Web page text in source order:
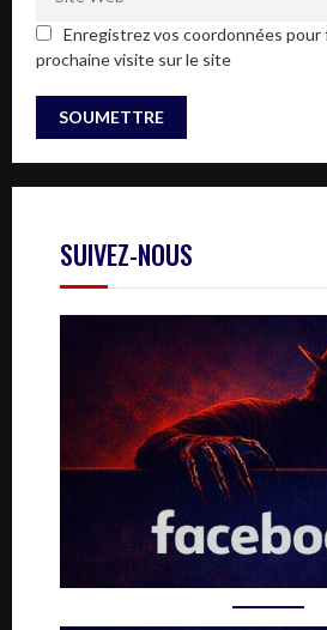
Enregistrez vos coordonnées
prochaine visite sur le site
SUIVEZ-NOUS